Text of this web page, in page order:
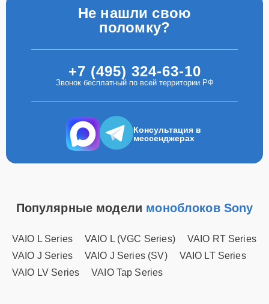
Не нашли свою
поломку?
+7 (495) 324-63-10
Звонок бесплатный по всей территории РФ
Консультация в
мессенджерах
Популярные модели моноблоков Sony
VAIO L Series VAIO L (VGC Series)
VAIO RT Series
VAIO J Series
VAIO J Series (SV)
VAIO LT Series
VAIO LV Series
VAIO Tap Series